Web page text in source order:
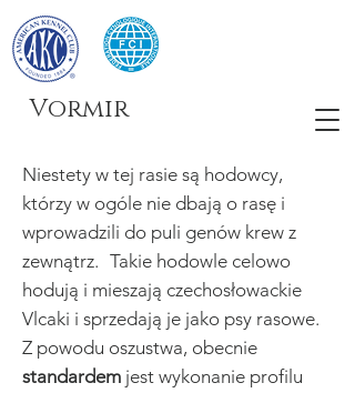
Vormir
Niestety w tej rasie są hodowcy,
którzy w ogóle nie dbają o rasę i
wprowadzili do puli genów krew z
zewnątrz. Takie hodowle celowo
hodują i mieszają czechosłowackie
Vlcaki i sprzedają je jako psy rasowe.
Z powodu oszustwa, obecnie
standardem jest wykonanie profilu